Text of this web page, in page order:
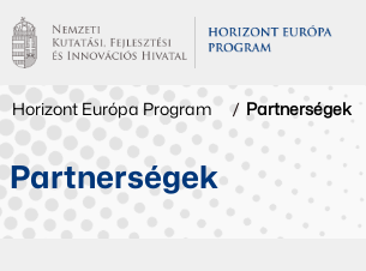
Horizont Európa Program / Partnerségek
Partnerségek